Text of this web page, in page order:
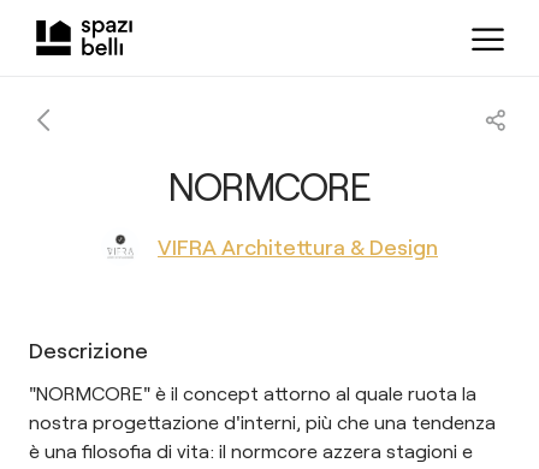
NORMCORE
VIFRA Architettura & Design
Descrizione
"NORMCORE" è il concept attorno al quale ruota la
nostra progettazione d'interni, più che una tendenza
è una filosofia di vita: il normcore azzera stagioni e